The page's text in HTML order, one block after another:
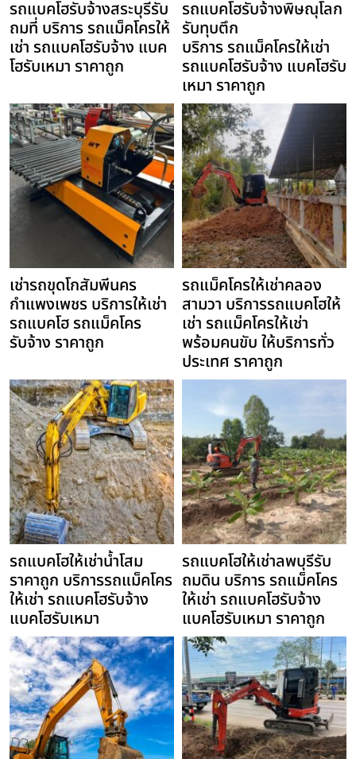
รถแบคโฮรับจ้างสระบุรีรับ
ถมที่ บริการ รถแม็คโครให้
เช่า รถแบคโฮรับจ้าง แบค
โฮรับเหมา ราคาถูก
รถแบคโฮรับจ้างพิษณุโลก
รับทุบตึก
บริการ รถแม็คโครให้เช่า
รถแบคโฮรับจ้าง แบคโฮรับ
เหมา ราคาถูก
เช่ารถขุดโกสัมพีนคร
กำแพงเพชร บริการให้เช่า
รถแบคโฮ รถแม็คโคร
รับจ้าง ราคาถูก
รถแม็คโครให้เช่าคลอง
สามวา บริการรถแบคโฮให้
เช่า รถแม็คโครให้เช่า
พร้อมคนขับ ให้บริการทั่ว
ประเทศ ราคาถูก
รถแบคโฮให้เช่าน้ำโสม
ราคาถูก บริการรถแม็คโคร
ให้เช่า รถแบคโฮรับจ้าง
แบคโฮรับเหมา
รถแบคโฮให้เช่าลพบุรีรับ
ถมดิน บริการ รถแม็คโคร
ให้เช่า รถแบคโฮรับจ้าง
แบคโฮรับเหมา ราคาถูก